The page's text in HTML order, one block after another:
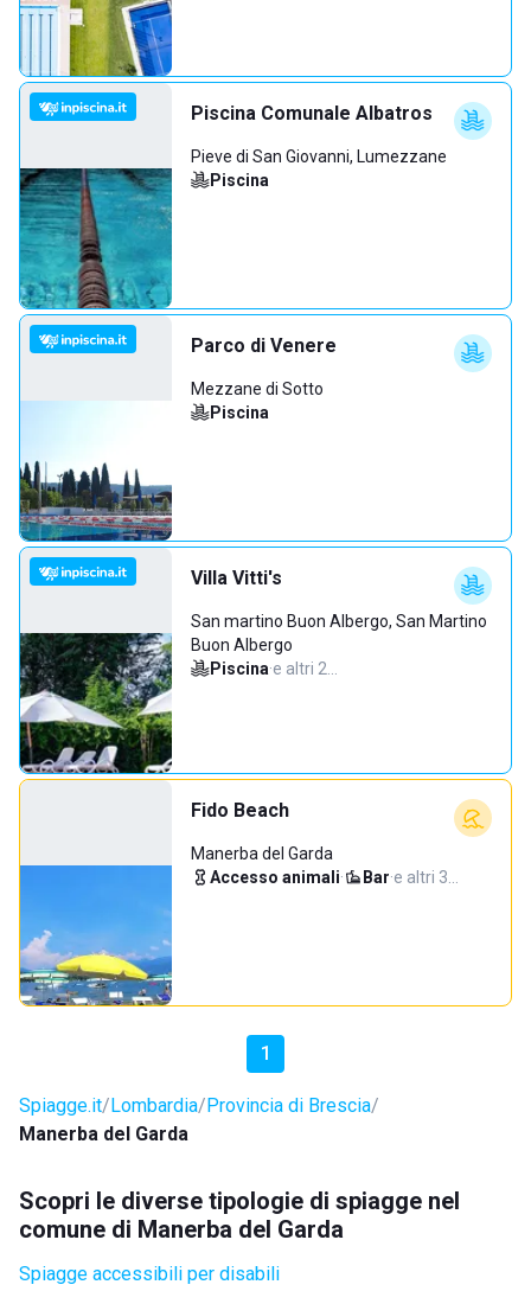
Piscina Comunale Albatros
Pieve di San Giovanni, Lumezzane
Piscina
Parco di Venere
Mezzane di Sotto
Piscina
Villa Vitti's
San martino Buon Albergo, San Martino
Buon Albergo
Piscina·e altri 2…
Fido Beach
Manerba del Garda
Accesso animali· Bar·e altri 3…
1
Spiagge.it Lombardia Provincia di Brescia
Manerba del Garda
Scopri le diverse tipologie di spiagge nel
comune di Manerba del Garda
Spiagge accessibili per disabili